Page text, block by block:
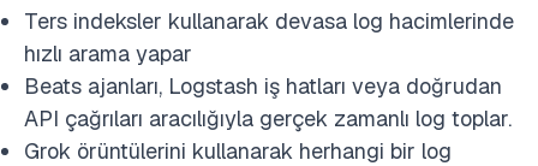
Ters indeksler kullanarak devasa log hacimlerinde
hızlı arama yapar
Beats ajanları, Logstash iş hatları veya doğrudan
API çağrıları aracılığıyla gerçek zamanlı log toplar.
Grok örüntülerini kullanarak herhangi bir log